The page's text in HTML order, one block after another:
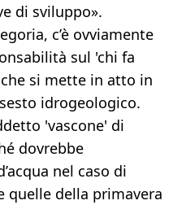
di sviluppo».
c’è ovviamente
sul 'chi fa
si mette in atto in
idrogeologico.
'vascone' di
dovrebbe
nel caso di
quelle della primavera